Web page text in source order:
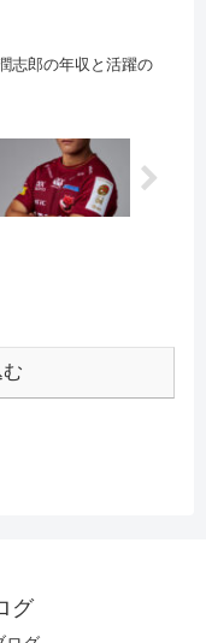
志郎の年収と活躍の
グ